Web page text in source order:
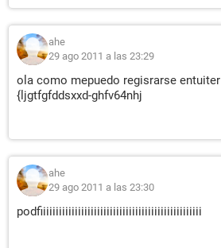
ahe
29 ago 2011 a las 23:29
ola como mepuedo regisrarse entuiter
{ljgtfgfddsxxd-ghfv64nhj
ahe
29 ago 2011 a las 23:30
podfiiiiiiiiiiiiiiiiiiiiiiiiiiiiiiiiiiiiiiiiiiiiiiiiiii